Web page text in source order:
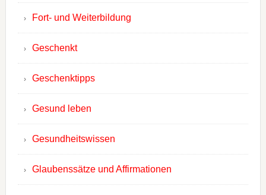
Fort- und Weiterbildung
Geschenkt
Geschenktipps
Gesund leben
Gesundheitswissen
Glaubenssätze und Affirmationen